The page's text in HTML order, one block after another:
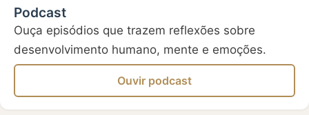
Podcast
Ouça episódios que trazem reflexões sobre
desenvolvimento humano, mente e emoções.
Ouvir podcast